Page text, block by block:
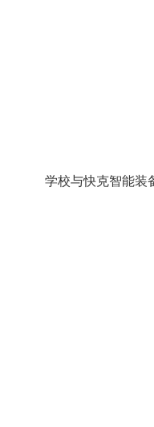
学校与快克智能装